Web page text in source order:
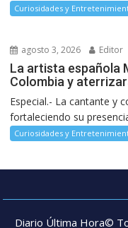
Curiosidades y
agosto 3, 2026 Editor
La artista española
Colombia y
Especial.- La cantante y
fortaleciendo su
Curiosidades y
Diario Última Hora©